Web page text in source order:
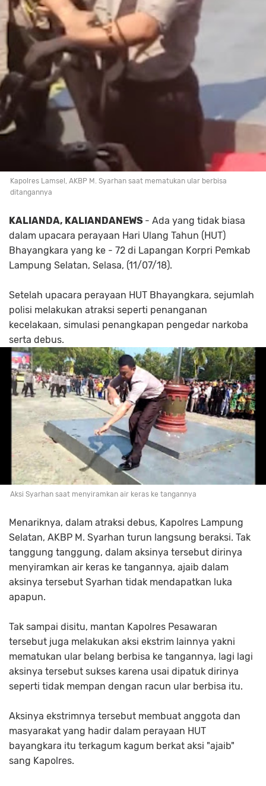
Kapolres Lamsel, AKBP M. Syarhan saat mematukan ular berbisa
ditangannya
KALIANDA, KALIANDANEWS - Ada yang tidak biasa
dalam upacara perayaan Hari Ulang Tahun (HUT)
Bhayangkara yang ke - 72 di Lapangan Korpri Pemkab
Lampung Selatan, Selasa, (11/07/18).
Setelah upacara perayaan HUT Bhayangkara, sejumlah
polisi melakukan atraksi seperti penanganan
kecelakaan, simulasi penangkapan pengedar narkoba
serta debus.
Aksi Syarhan saat menyiramkan air keras ke tangannya
Menariknya, dalam atraksi debus, Kapolres Lampung
Selatan, AKBP M. Syarhan turun langsung beraksi. Tak
tanggung tanggung, dalam aksinya tersebut dirinya
menyiramkan air keras ke tangannya, ajaib dalam
aksinya tersebut Syarhan tidak mendapatkan luka
apapun.
Tak sampai disitu, mantan Kapolres Pesawaran
tersebut juga melakukan aksi ekstrim lainnya yakni
mematukan ular belang berbisa ke tangannya, lagi lagi
aksinya tersebut sukses karena usai dipatuk dirinya
seperti tidak mempan dengan racun ular berbisa itu.
Aksinya ekstrimnya tersebut membuat anggota dan
masyarakat yang hadir dalam perayaan HUT
bayangkara itu terkagum kagum berkat aksi "ajaib"
sang Kapolres.